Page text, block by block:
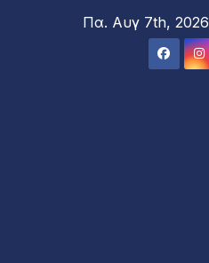
Πα. Αυγ 7th, 2026